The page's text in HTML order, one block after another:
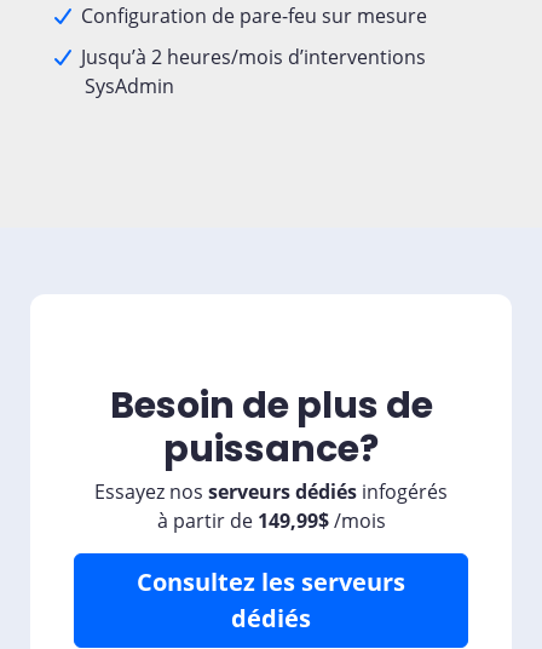
Configuration de pare-feu sur mesure
Jusqu’à 2 heures/mois d’interventions
SysAdmin
Besoin de plus de
puissance?
Essayez nos serveurs dédiés infogérés
à partir de 149,99$/mois
Consultez les serveurs
dédiés